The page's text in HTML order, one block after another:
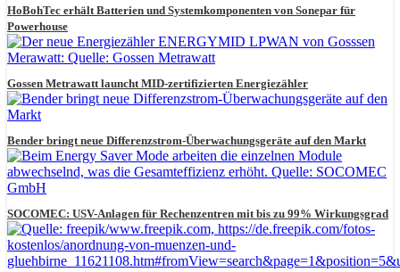
HoBohTec erhält Batterien und Systemkomponenten von Sonepar für
Powerhouse
Gossen Metrawatt launcht MID-zertifizierten Energiezähler
Bender bringt neue Differenzstrom-Überwachungsgeräte auf den Markt
SOCOMEC: USV-Anlagen für Rechenzentren mit bis zu 99% Wirkungsgrad